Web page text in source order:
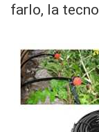
farlo, la